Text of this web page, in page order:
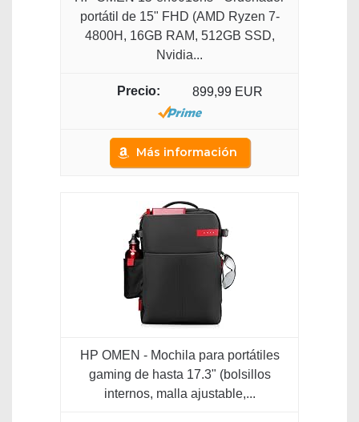
portátil de 15" FHD (AMD Ryzen 7-
4800H, 16GB RAM, 512GB SSD,
Nvidia...
899,99 EUR
Más información
HP OMEN - Mochila para portátiles
gaming de hasta 17.3" (bolsillos
internos, malla ajustable,...